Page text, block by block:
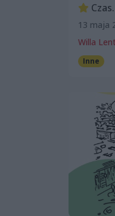
13 maja
Willa
Inne